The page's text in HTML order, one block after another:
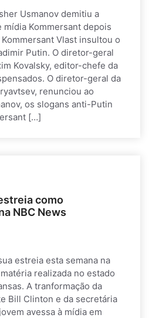
Usmanov demitiu a
Kommersant depois
Vlast insultou o
Putin. O diretor-geral
Kovalsky, editor-chefe da
O diretor-geral da
renunciou ao
os slogans anti-Putin
[…]
como
NBC News
estreia esta semana na
realizada no estado
A tranformação da
Bill Clinton e da secretária
avessa à mídia em